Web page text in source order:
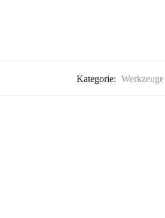
Kategorie: Werkzeuge